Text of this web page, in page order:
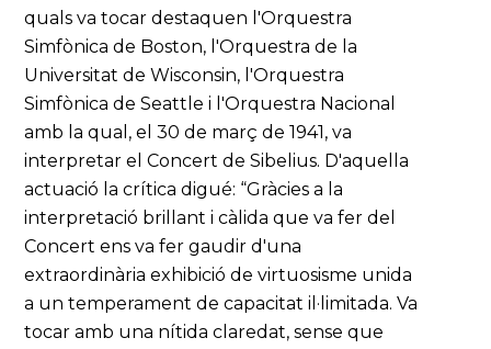
quals va tocar destaquen l'Orquestra
Simfònica de Boston, l'Orquestra de la
Universitat de Wisconsin, l'Orquestra
Simfònica de Seattle i l'Orquestra Nacional
amb la qual, el 30 de març de 1941, va
interpretar el Concert de Sibelius. D'aquella
actuació la crítica digué: “Gràcies a la
interpretació brillant i càlida que va fer del
Concert ens va fer gaudir d'una
extraordinària exhibició de virtuosisme unida
a un temperament de capacitat il·limitada. Va
tocar amb una nítida claredat, sense que